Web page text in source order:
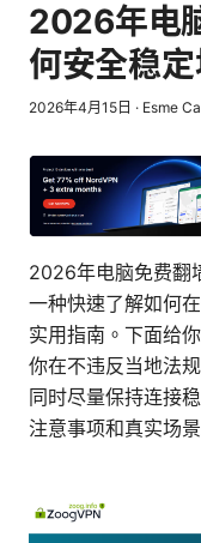
2026年电
何安全稳
2026年4月15日 · Esme
2026年电脑免费翻
一种快速了解如何
实用指南。下面给
你在不违反当地法
同时尽量保持连接
注意事项和真实场